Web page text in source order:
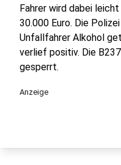
Fahrer wird dabei
30.000 Euro. Die
Unfallfahrer Alkohol
verlief positiv. Die
gesperrt.
Anzeige